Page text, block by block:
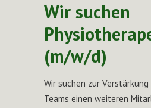
Wir suchen
(m/w/d)
Wir suchen zur
Teams einen weiteren